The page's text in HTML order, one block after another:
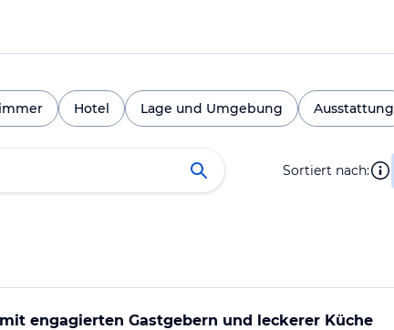
Hotel Lage und Umgebung Ausstattung
Sortiert nach:
engagierten Gastgebern und leckerer Küche